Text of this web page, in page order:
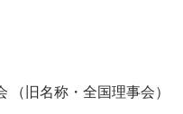
（旧名称・全国理事会）